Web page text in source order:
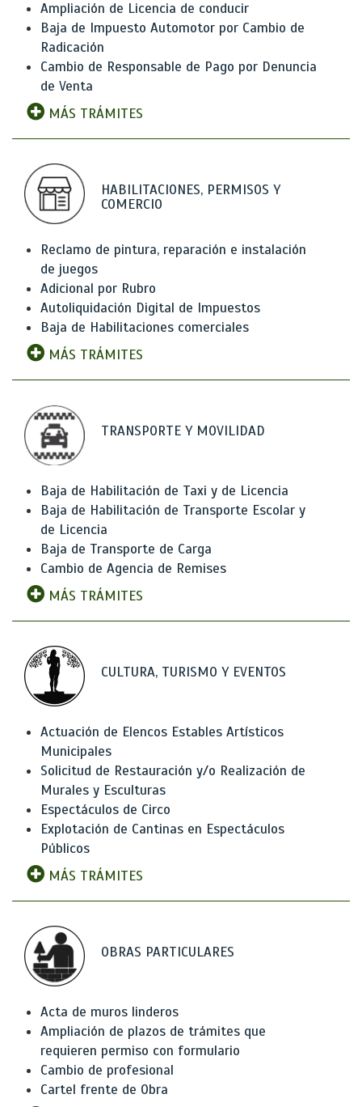
Ampliación de Licencia de conducir
Baja de Impuesto Automotor por Cambio de
Radicación
Cambio de Responsable de Pago por Denuncia
de Venta
MÁS TRÁMITES
HABILITACIONES, PERMISOS Y
COMERCIO
Reclamo de pintura, reparación e instalación
de juegos
Adicional por Rubro
Autoliquidación Digital de Impuestos
Baja de Habilitaciones comerciales
MÁS TRÁMITES
TRANSPORTE Y MOVILIDAD
Baja de Habilitación de Taxi y de Licencia
Baja de Habilitación de Transporte Escolar y
de Licencia
Baja de Transporte de Carga
Cambio de Agencia de Remises
MÁS TRÁMITES
CULTURA, TURISMO Y EVENTOS
Actuación de Elencos Estables Artísticos
Municipales
Solicitud de Restauración y/o Realización de
Murales y Esculturas
Espectáculos de Circo
Explotación de Cantinas en Espectáculos
Públicos
MÁS TRÁMITES
OBRAS PARTICULARES
Acta de muros linderos
Ampliación de plazos de trámites que
requieren permiso con formulario
Cambio de profesional
Cartel frente de Obra